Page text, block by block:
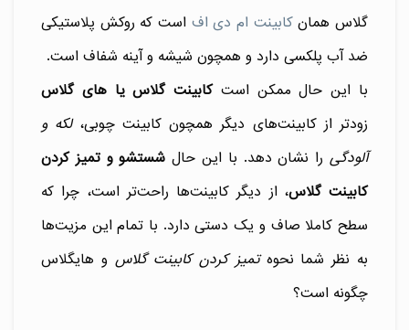
گلاس همانکابینت ام دی اف است که روکش پلاستیکی
ضد آب پلکسی دارد و همچون شیشه و آینه شفاف است.
با این حال ممکن استکابینت گلاس یا های گلاس
زودتر از کابینت‌های دیگر همچون کابینت چوبی،لکه‌ و
آلودگیرا نشان دهد. با این حال شستشو و تمیز کردن
کابینت گلاس، از دیگر کابینت‌ها راحت‌تر است، چرا که
سطح کاملا صاف و یک دستی دارد. با تمام این مزیت‌ها
به نظر شما نحوهتمیز کردن کابینت گلاس و هایگلاس
چگونه است؟